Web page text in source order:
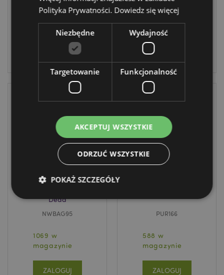
1404 w
magazynie
ZALOGUJ
2400 w
magazynie
ZALOGUJ
WYPRZEDAŻ
Torba na zakupy
Dead
NWBAG95
1069 w
magazynie
ZALOGUJ
PUR166
588 w
magazynie
ZALOGUJ
Polityka Prywatności. Dowiedz się więcej
Niezbędne Wydajność
Targetowanie Funkcjonalność
AKCEPTUJ WSZYSTKIE
ODRZUĆ WSZYSTKIE
POKAŻ SZCZEGÓŁY
Niezbędne pliki cookie pozwalają na sprawne
funkcjonowanie strony. Należą do nich loginy
klientów i zarządzanie kontami.